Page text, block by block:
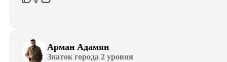
Арман Адамян
Знаток города 2 уровня